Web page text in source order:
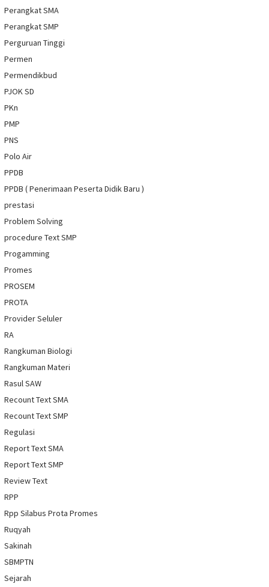
Perangkat SMA
Perangkat SMP
Perguruan Tinggi
Permen
Permendikbud
PJOK SD
PKn
PMP
PNS
Polo Air
PPDB
PPDB ( Penerimaan Peserta Didik Baru )
prestasi
Problem Solving
procedure Text SMP
Progamming
Promes
PROSEM
PROTA
Provider Seluler
RA
Rangkuman Biologi
Rangkuman Materi
Rasul SAW
Recount Text SMA
Recount Text SMP
Regulasi
Report Text SMA
Report Text SMP
Review Text
RPP
Rpp Silabus Prota Promes
Ruqyah
Sakinah
SBMPTN
Sejarah